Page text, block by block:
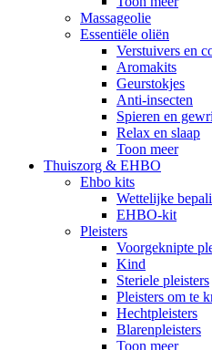
Massageolie
Essentiële oliën
Verstuivers en
Aromakits
Geurstokjes
Anti-insecten
Spieren en
Relax en slaap
Toon meer
Thuiszorg & EHBO
Ehbo kits
Wettelijke
EHBO-kit
Pleisters
Voorgeknipte
Kind
Steriele pleisters
Pleisters om te
Hechtpleisters
Blarenpleisters
Toon meer